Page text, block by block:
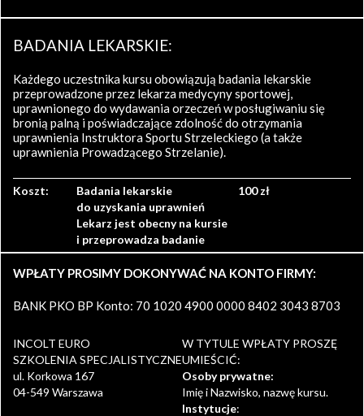
BADANIA LEKARSKIE:
Każdego uczestnika kursu obowiązują badania lekarskie
przeprowadzone przez lekarza medycyny sportowej,
uprawnionego do wydawania orzeczeń w posługiwaniu się
bronią palną i poświadczające zdolność do otrzymania
uprawnienia Instruktora Sportu Strzeleckiego (a także
uprawnienia Prowadzącego Strzelanie).
Koszt:
Badania lekarskie
do uzyskania uprawnień
Lekarz jest obecny na kursie
i przeprowadza badanie
100 zł
WPŁATY PROSIMY DOKONYWAĆ NA KONTO FIRMY:
BANK PKO BP Konto: 70 1020 4900 0000 8402 3043 8703
INCOLT EURO
SZKOLENIA SPECJALISTYCZNE
ul. Korkowa 167
04-549 Warszawa
W TYTULE WPŁATY PROSZĘ
UMIEŚCIĆ:
Osoby prywatne:
Imię i Nazwisko, nazwę kursu.
Instytucje: